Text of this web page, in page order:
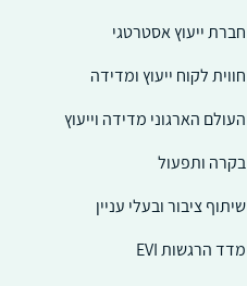
חברת ייעוץ אסטרטגי
חווית לקוח ייעוץ ומדידה
העולם הארגוני מדידה וייעוץ
בקרה ותפעול
שיתוף ציבור ובעלי עניין
מדד הרגשות EVI